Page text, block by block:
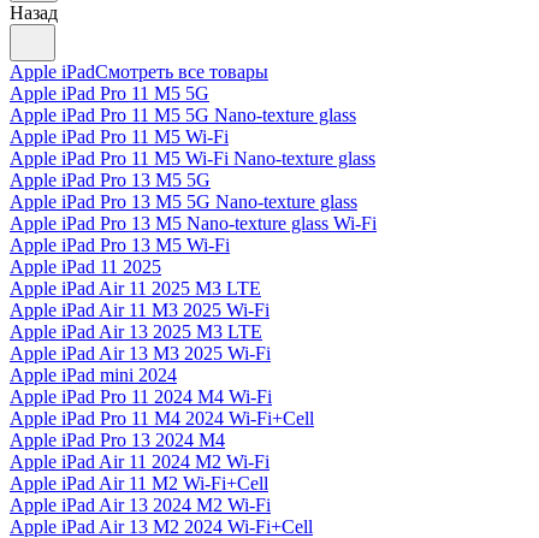
Назад
Apple iPadСмотреть все товары
Apple iPad Pro 11 M5 5G
Apple iPad Pro 11 M5 5G Nano-texture glass
Apple iPad Pro 11 M5 Wi-Fi
Apple iPad Pro 11 M5 Wi-Fi Nano-texture glass
Apple iPad Pro 13 M5 5G
Apple iPad Pro 13 M5 5G Nano-texture glass
Apple iPad Pro 13 M5 Nano-texture glass Wi-Fi
Apple iPad Pro 13 M5 Wi-Fi
Apple iPad 11 2025
Apple iPad Air 11 2025 M3 LTE
Apple iPad Air 11 M3 2025 Wi-Fi
Apple iPad Air 13 2025 M3 LTE
Apple iPad Air 13 M3 2025 Wi-Fi
Apple iPad mini 2024
Apple iPad Pro 11 2024 M4 Wi-Fi
Apple iPad Pro 11 M4 2024 Wi-Fi+Cell
Apple iPad Pro 13 2024 M4
Apple iPad Air 11 2024 M2 Wi-Fi
Apple iPad Air 11 M2 Wi-Fi+Cell
Apple iPad Air 13 2024 M2 Wi-Fi
Apple iPad Air 13 M2 2024 Wi-Fi+Cell